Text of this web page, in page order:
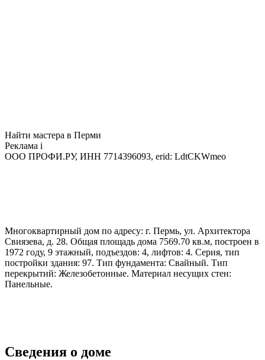
Найти мастера в Перми
Реклама i
ООО ПРОФИ.РУ, ИНН 7714396093, erid: LdtCKWmeo
Многоквартирный дом по адресу: г. Пермь, ул. Архитектора
Свиязева, д. 28. Общая площадь дома 7569.70 кв.м, построен в
1972 году, 9 этажный, подъездов: 4, лифтов: 4. Серия, тип
постройки здания: 97. Тип фундамента: Свайный. Тип
перекрытий: Железобетонные. Материал несущих стен:
Панельные.
Сведения о доме